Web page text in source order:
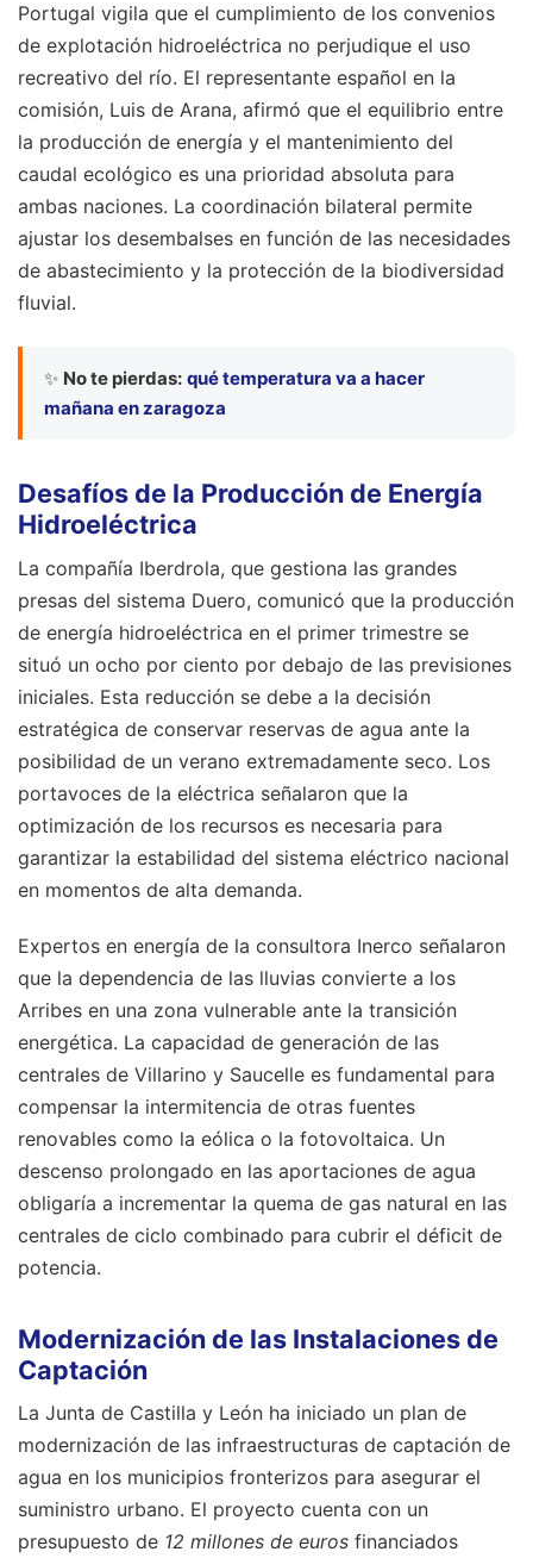
Portugal vigila que el cumplimiento de los convenios
de explotación hidroeléctrica no perjudique el uso
recreativo del río. El representante español en la
comisión, Luis de Arana, afirmó que el equilibrio entre
la producción de energía y el mantenimiento del
caudal ecológico es una prioridad absoluta para
ambas naciones. La coordinación bilateral permite
ajustar los desembalses en función de las necesidades
de abastecimiento y la protección de la biodiversidad
fluvial.
✨ No te pierdas: qué temperatura va a hacer
mañana en zaragoza
Desafíos de la Producción de Energía
Hidroeléctrica
La compañía Iberdrola, que gestiona las grandes
presas del sistema Duero, comunicó que la producción
de energía hidroeléctrica en el primer trimestre se
situó un ocho por ciento por debajo de las previsiones
iniciales. Esta reducción se debe a la decisión
estratégica de conservar reservas de agua ante la
posibilidad de un verano extremadamente seco. Los
portavoces de la eléctrica señalaron que la
optimización de los recursos es necesaria para
garantizar la estabilidad del sistema eléctrico nacional
en momentos de alta demanda.
Expertos en energía de la consultora Inerco señalaron
que la dependencia de las lluvias convierte a los
Arribes en una zona vulnerable ante la transición
energética. La capacidad de generación de las
centrales de Villarino y Saucelle es fundamental para
compensar la intermitencia de otras fuentes
renovables como la eólica o la fotovoltaica. Un
descenso prolongado en las aportaciones de agua
obligaría a incrementar la quema de gas natural en las
centrales de ciclo combinado para cubrir el déficit de
potencia.
Modernización de las Instalaciones de
Captación
La Junta de Castilla y León ha iniciado un plan de
modernización de las infraestructuras de captación de
agua en los municipios fronterizos para asegurar el
suministro urbano. El proyecto cuenta con un
presupuesto de 12 millones de euros financiados